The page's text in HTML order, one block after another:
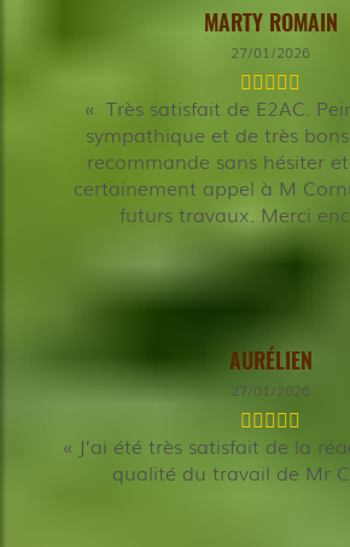
MARTY ROMAIN
27/01/2026
Très satisfait de E2AC.
sympathique et de très bons
recommande sans hésiter
certainement appel à M
futurs travaux. Merci
AURÉLIEN
27/01/2026
J’ai été très satisfait de la
qualité du travail de Mr